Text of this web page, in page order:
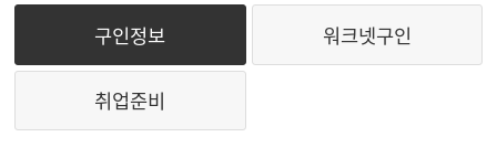
구인정보 워크넷구인
취업준비